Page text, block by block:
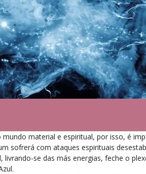
material e espiritual, por isso, é
sofrerá com ataques espirituais
livrando-se das más energias, feche o